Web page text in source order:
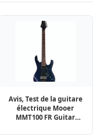
Avis, Test de la guitare
électrique Mooer
MMT100 FR Guitar